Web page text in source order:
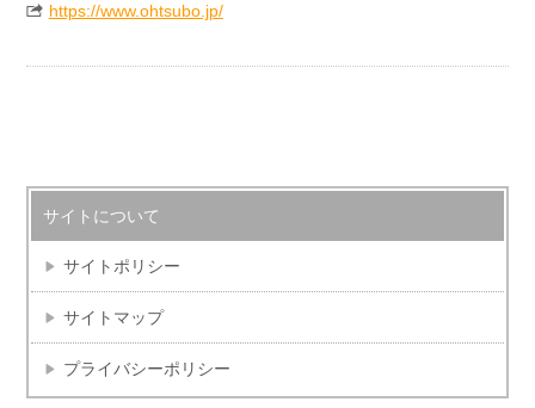
https://www.ohtsubo.jp/
サイトについて
サイトポリシー
サイトマップ
プライバシーポリシー